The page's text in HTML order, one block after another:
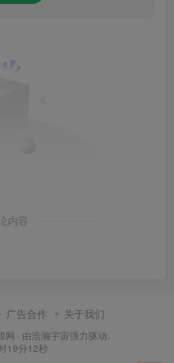
内容
广告合作 关于我们
网 · 由浩瀚宇宙强力驱动.
19分14秒